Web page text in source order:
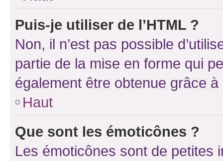
Puis-je utiliser de l’HTML ?
Non, il n’est pas possible
partie de la mise en forme qui
également être obtenue grâce à
Haut
Que sont les émoticônes ?
Les émoticônes sont de petites